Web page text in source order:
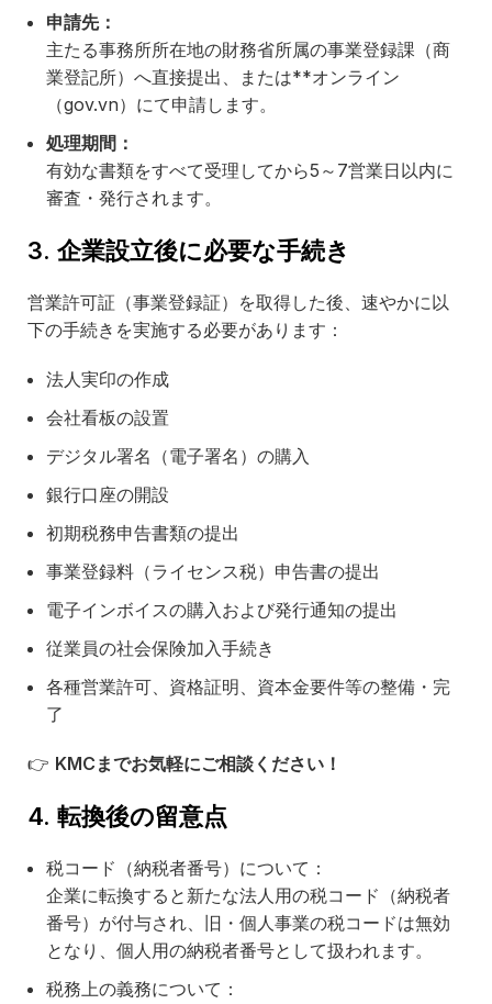
申請先：
主たる事務所所在地の財務省所属の事業登録課（商
業登記所）へ直接提出、または**オンライン
（gov.vn）にて申請します。
処理期間：
有効な書類をすべて受理してから5～7営業日以内に
審査・発行されます。
3. 企業設立後に必要な手続き
営業許可証（事業登録証）を取得した後、速やかに以
下の手続きを実施する必要があります：
法人実印の作成
会社看板の設置
デジタル署名（電子署名）の購入
銀行口座の開設
初期税務申告書類の提出
事業登録料（ライセンス税）申告書の提出
電子インボイスの購入および発行通知の提出
従業員の社会保険加入手続き
各種営業許可、資格証明、資本金要件等の整備・完
了
👉 KMC までお気軽にご相談ください！
4. 転換後の留意点
税コード（納税者番号）について：
企業に転換すると新たな法人用の税コード（納税者
番号）が付与され、旧・個人事業の税コードは無効
となり、個人用の納税者番号として扱われます。
税務上の義務について：